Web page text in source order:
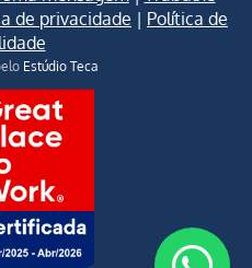
de privacidade | Política de
Estúdio Teca